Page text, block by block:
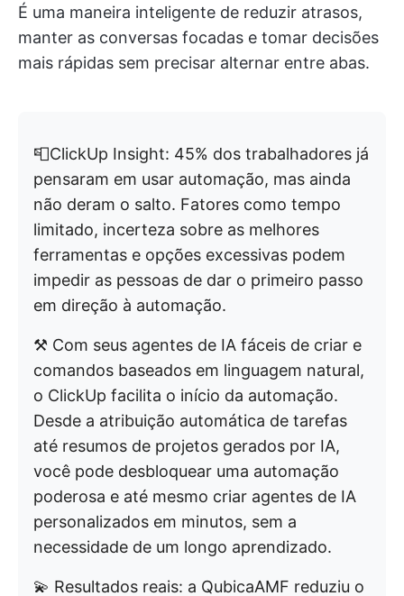
É uma maneira inteligente de reduzir atrasos,
manter as conversas focadas e tomar decisões
mais rápidas sem precisar alternar entre abas.
📮ClickUp Insight: 45% dos trabalhadores já
pensaram em usar automação, mas ainda
não deram o salto. Fatores como tempo
limitado, incerteza sobre as melhores
ferramentas e opções excessivas podem
impedir as pessoas de dar o primeiro passo
em direção à automação.
⚒️ Com seus agentes de IA fáceis de criar e
comandos baseados em linguagem natural,
o ClickUp facilita o início da automação.
Desde a atribuição automática de tarefas
até resumos de projetos gerados por IA,
você pode desbloquear uma automação
poderosa e até mesmo criar agentes de IA
personalizados em minutos, sem a
necessidade de um longo aprendizado.
💫 Resultados reais: a QubicaAMF reduziu o